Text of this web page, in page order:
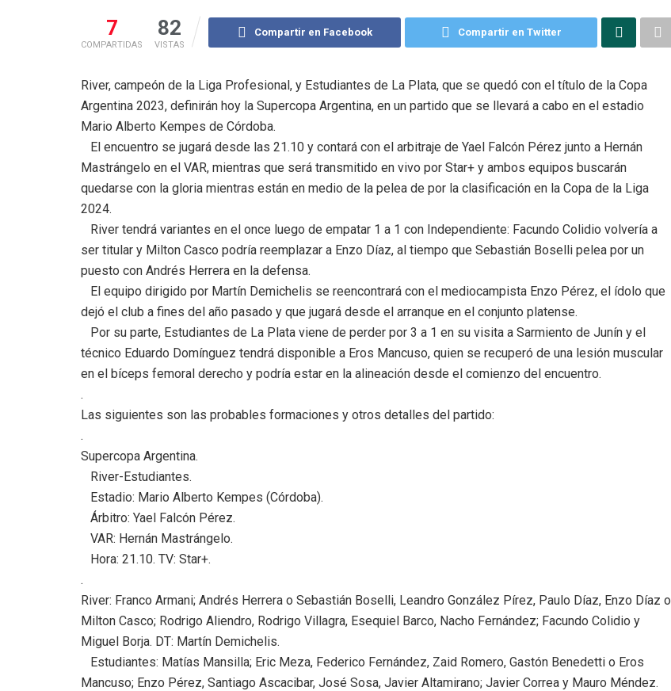
7
COMPARTIDAS
82
VISTAS
Compartir en Facebook Compartir en Twitter
River, campeón de la Liga Profesional, y Estudiantes de La Plata, que se quedó con el título de la Copa
Argentina 2023, definirán hoy la Supercopa Argentina, en un partido que se llevará a cabo en el estadio
Mario Alberto Kempes de Córdoba.
El encuentro se jugará desde las 21.10 y contará con el arbitraje de Yael Falcón Pérez junto a Hernán
Mastrángelo en el VAR, mientras que será transmitido en vivo por Star+ y ambos equipos buscarán
quedarse con la gloria mientras están en medio de la pelea de por la clasificación en la Copa de la Liga
2024.
River tendrá variantes en el once luego de empatar 1 a 1 con Independiente: Facundo Colidio volvería a
ser titular y Milton Casco podría reemplazar a Enzo Díaz, al tiempo que Sebastián Boselli pelea por un
puesto con Andrés Herrera en la defensa.
El equipo dirigido por Martín Demichelis se reencontrará con el mediocampista Enzo Pérez, el ídolo que
dejó el club a fines del año pasado y que jugará desde el arranque en el conjunto platense.
Por su parte, Estudiantes de La Plata viene de perder por 3 a 1 en su visita a Sarmiento de Junín y el
técnico Eduardo Domínguez tendrá disponible a Eros Mancuso, quien se recuperó de una lesión muscular
en el bíceps femoral derecho y podría estar en la alineación desde el comienzo del encuentro.
.
Las siguientes son las probables formaciones y otros detalles del partido:
.
Supercopa Argentina.
River-Estudiantes.
Estadio: Mario Alberto Kempes (Córdoba).
Árbitro: Yael Falcón Pérez.
VAR: Hernán Mastrángelo.
Hora: 21.10. TV: Star+.
.
River: Franco Armani; Andrés Herrera o Sebastián Boselli, Leandro González Pírez, Paulo Díaz, Enzo Díaz o
Milton Casco; Rodrigo Aliendro, Rodrigo Villagra, Esequiel Barco, Nacho Fernández; Facundo Colidio y
Miguel Borja. DT: Martín Demichelis.
Estudiantes: Matías Mansilla; Eric Meza, Federico Fernández, Zaid Romero, Gastón Benedetti o Eros
Mancuso; Enzo Pérez, Santiago Ascacibar, José Sosa, Javier Altamirano; Javier Correa y Mauro Méndez.